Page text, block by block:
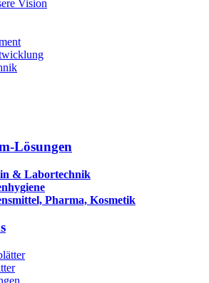
Vision
Lösungen
& Labortechnik
Pharma, Kosmetik